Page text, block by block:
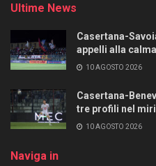
Ultime News
Casertana-
appelli alla
10 AGOSTO 2026
Casertana-
tre profili nel
10 AGOSTO 2026
Naviga in